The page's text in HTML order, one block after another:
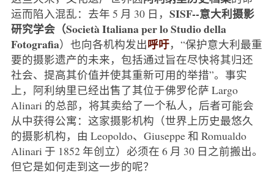
运而陷入混乱：去年 5 月 30 日， SISF--意大利摄影
研究学会（Società Italiana per lo Studio della
Fotografia）也向各机构发出呼吁，“保护意大利最重
要的摄影遗产的未来，包括通过旨在尽快将其归还
社会、提高其价值并使其重新可用的举措”。事实
上，阿利纳里已经出售了其位于佛罗伦萨 Largo
Alinari 的总部，将其卖给了一个私人，后者可能会
从中获得公寓：这家摄影机构（世界上历史最悠久
的摄影机构，由 Leopoldo、Giuseppe 和 Romualdo
Alinari 于 1852 年创立）必须在 6 月 30 日之前搬出。
但它是如何走到这一步的呢？